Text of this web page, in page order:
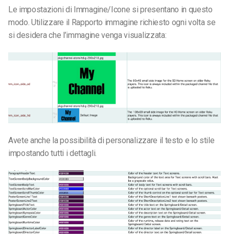
Le impostazioni di Immagine/Icone si presentano in questo
modo. Utilizzare il Rapporto immagine richiesto ogni volta se
si desidera che l’immagine venga visualizzata:
Avete anche la possibilità di personalizzare il testo e lo stile
impostando tutti i dettagli.